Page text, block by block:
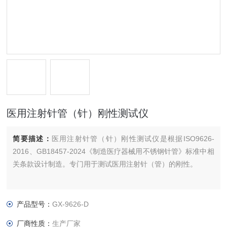
医用注射针管（针）刚性测试仪
简要描述： 医用注射针管（针）刚性测试仪是根据ISO9626-
2016、GB18457-2024《制造医疗器械用不锈钢针管》标准中相
关条款设计制造。专门用于测试医用注射针（管）的刚性。
产品型号：GX-9626-D
厂商性质：生产厂家